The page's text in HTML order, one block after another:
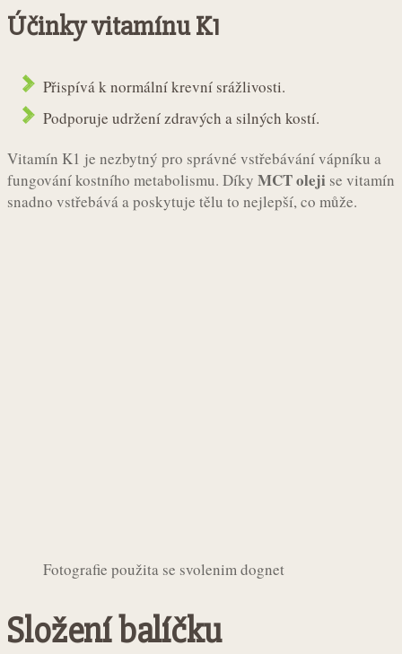
Účinky vitamínu K1
Přispívá k normální krevní srážlivosti.
Podporuje udržení zdravých a silných kostí.
Vitamín K1 je nezbytný pro správné vstřebávání vápníku a
fungování kostního metabolismu. Díky MCT oleji se vitamín
snadno vstřebává a poskytuje tělu to nejlepší, co může.
Fotografie použita se svolenim dognet
Složení balíčku